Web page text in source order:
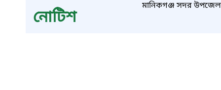
নোটিশ
মানিকগঞ্জ সদর